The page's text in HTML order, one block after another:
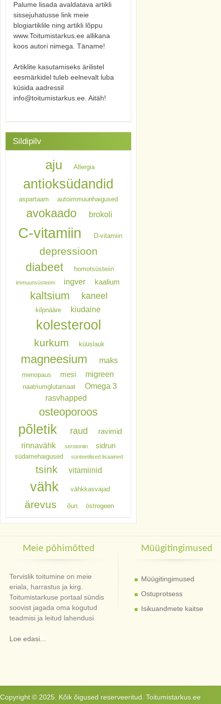
Palume lisada avaldatava artikli
sissejuhatusse link meie
blogiartiklile ning artikli lõppu
www.Toitumistarkus.ee allikana
koos autori nimega. Täname!
Artiklite kasutamiseks ärilistel
eesmärkidel tuleb eelnevalt luba
küsida aadressil
info@toitumistarkus.ee. Aitäh!
Sildipilv
aju Allergia
antioksüdandid
aspartaam autoimmuunhaigused
avokaado brokoli
C-vitamiin D-vitamiin
depressioon
diabeet homotsüsteiin
immuunsüsteem ingver kaalium
kaltsium kaneel
kilpnääre kiudaine
kolesterool
kurkum küüslauk
magneesium maks
menopaus mesi migreen
naatriumglutamaat
Omega 3
rasvhapped
osteoporoos
põletik raud ravimid
rinnavähk serotoniin sidrun
südamehaigused sünteetilised lisaained
tsink vitamiinid
vähk vähkkasvajad
ärevus õun östrogeen
Meie põhimõtted
Tervislik toitumine on meie
eriala, harrastus ja kirg.
Toitumistarkuse portaal sündis
soovist jagada oma kogutud
teadmisi ja leitud lahendusi.
Loe edasi...
Müügitingimused
Müügitingimused
Ostuprotsess
Isikuandmete kaitse
Copyright © 2025. Kõik õigused reserveeritud. Toitumistarkus.ee